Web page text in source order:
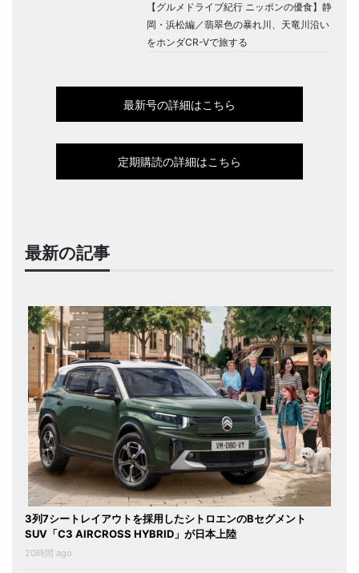
【グルメドライブ紀行 ニッポンの優食】静
岡・浜松編／翡翠色の暴れ川、天竜川沿い
をホンダCR-Vで旅する
最新号の詳細はこちら
定期購読の詳細はこちら
最新の記事
3列7シートレイアウトを採用したシトロエンのBセグメント
SUV「C3 AIRCROSS HYBRID」が日本上陸
20時間 ago